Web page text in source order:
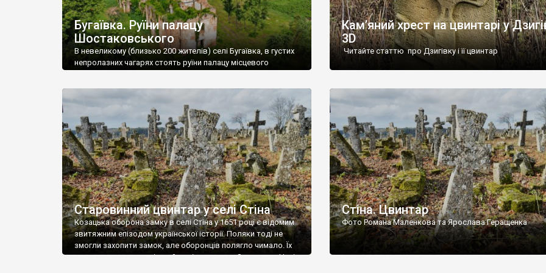
Бугаївка. Руїни палацу
Шостаковського
В невеликому (близько 200 жителів) селі Бугаївка, в густих
непролазних чагарях стоять руїни палацу місцевого
потім клуб, ще пізніше – гуртожиток. У 60-х роках минулого
століття тут розмістили туберкульозну лікарню. Коли із
палацу виїхала лікарня – ми точно не […]
Кам’яний хрест на цвинтарі у
3D
Читайте статтю про Дзигівку і її цвинтар
Старовинний цвинтар у селі Стіна
Козацька оборона замку в селі Стіна у 1651 році є відомим
звитяжним епізодом української історії. Поляки тоді не
змогли захопити замок, але оборонців полягло чимало. Їх
поховали на цвинтарі, який тоді називався Замковим. Нині
Стіна. Цвинтар
Фото Романа Маленкова та Ярослава Геращенка